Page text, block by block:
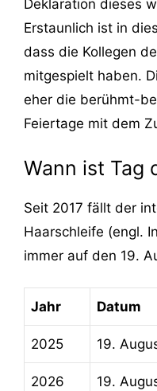
Deklaration dieses
Erstaunlich ist in
dass die Kollegen
mitgespielt haben.
eher die berühmt-
Feiertage mit dem
Wann ist Tag
Seit 2017 fällt der
Haarschleife (engl.
immer auf den 19.
Jahr Datum
2025 19.
2026 19.